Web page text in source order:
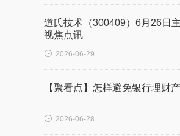
道氏技术（300409）6月26日
视焦点讯
 2026-06-29
【聚看点】怎样避免银行理财
 2026-06-28